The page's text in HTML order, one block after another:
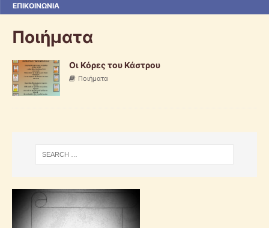
ΕΠΙΚΟΙΝΩΝΙΑ
Ποιήματα
Οι Κόρες του Κάστρου
Ποιήματα